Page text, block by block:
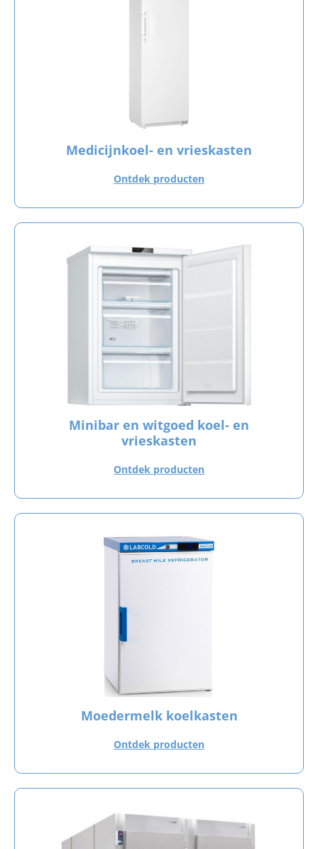
Medicijnkoel- en vrieskasten
Ontdek producten
Minibar en witgoed koel- en
vrieskasten
Ontdek producten
Moedermelk koelkasten
Ontdek producten